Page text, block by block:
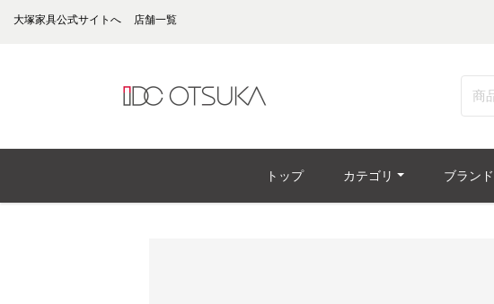
大塚家具公式サイトへ 店舗一覧
トップ カテゴリ ブランド